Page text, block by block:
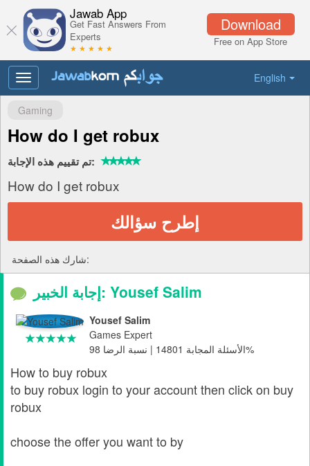
Download
Free on App Store
Jawab App
Get Fast Answers From
Experts
★ ★ ★ ★ ★
English
Toggle
navigation
Gaming
How do I get robux
تم تقييم هذه الإجابة:
How do I get robux
إطرح سؤالك
شارك هذه الصفحة:
إجابة الخبير: Yousef Salim
Yousef Salim
Games Expert
الأسئلة المجابة 14801 | نسبة الرضا 98%
How to buy robux
to buy robux login to your account then click on buy
robux
choose the offer you want to by